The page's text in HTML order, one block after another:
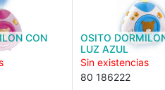
CON
OSITO
LUZ AZUL
Sin existencias
80 186222